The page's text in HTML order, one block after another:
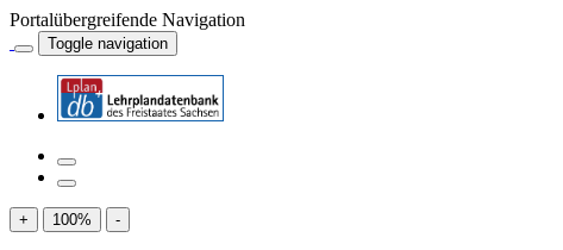
Portalübergreifende Navigation
Toggle navigation
+ 100% -